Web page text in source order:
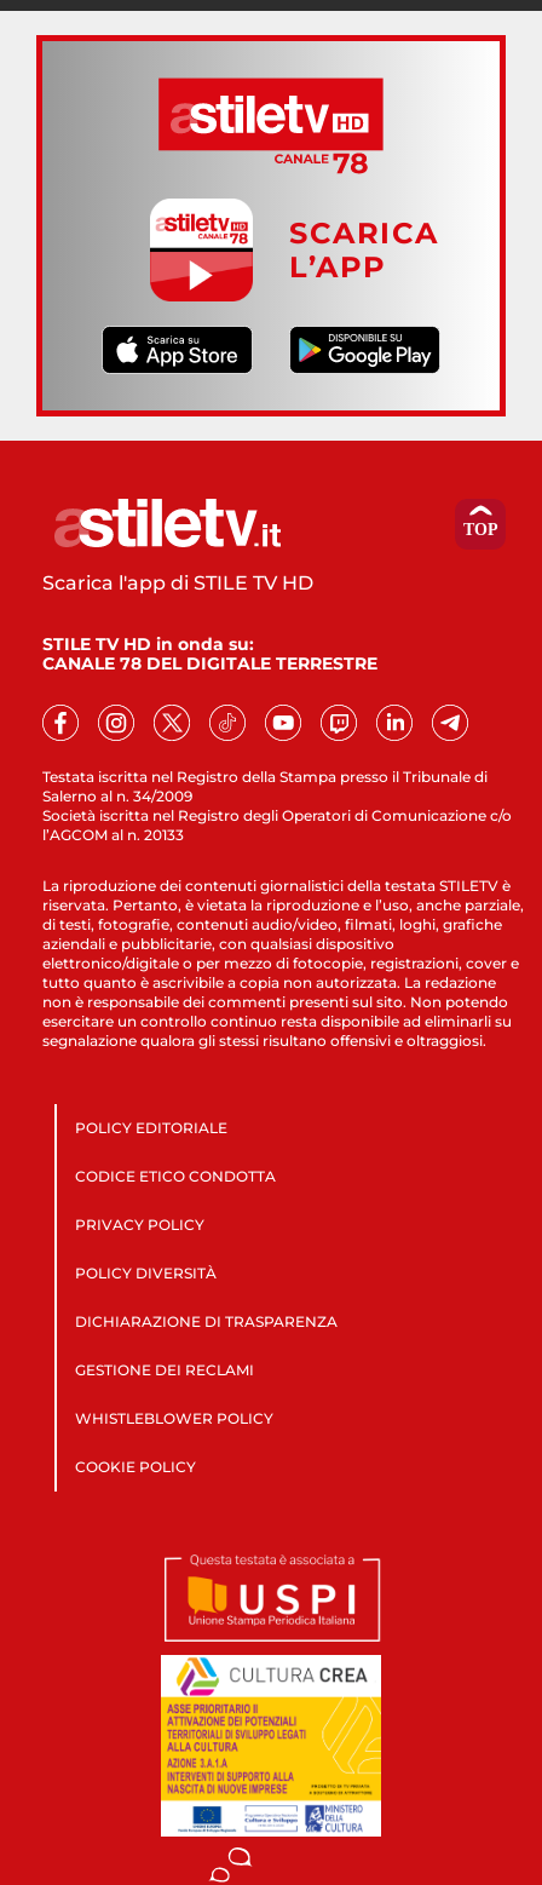
SCARICA
L’APP
Testata iscritta nel Registro della Stampa presso il Tribunale di
Salerno al n. 34/2009
Società iscritta nel Registro degli Operatori di Comunicazione c/o
l’AGCOM al n. 20133
Scarica l'app di STILE TV HD
STILE TV HD in onda su:
CANALE 78 DEL DIGITALE TERRESTRE
La riproduzione dei contenuti giornalistici della testata STILETV è
riservata. Pertanto, è vietata la riproduzione e l’uso, anche parziale,
di testi, fotografie, contenuti audio/video, filmati, loghi, grafiche
aziendali e pubblicitarie, con qualsiasi dispositivo
elettronico/digitale o per mezzo di fotocopie, registrazioni, cover e
tutto quanto è ascrivibile a copia non autorizzata. La redazione
non è responsabile dei commenti presenti sul sito. Non potendo
esercitare un controllo continuo resta disponibile ad eliminarli su
segnalazione qualora gli stessi risultano offensivi e oltraggiosi.
POLICY EDITORIALE
CODICE ETICO CONDOTTA
PRIVACY POLICY
POLICY DIVERSITÀ
DICHIARAZIONE DI TRASPARENZA
GESTIONE DEI RECLAMI
WHISTLEBLOWER POLICY
COOKIE POLICY